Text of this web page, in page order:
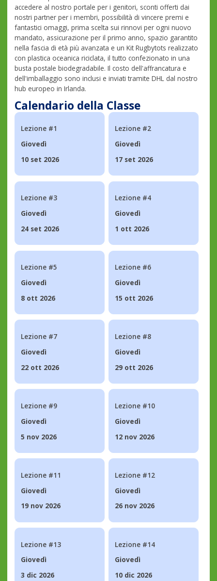
accedere al nostro portale per i genitori, sconti offerti dai
nostri partner per i membri, possibilità di vincere premi e
fantastici omaggi, prima scelta sui rinnovi per ogni nuovo
mandato, assicurazione per il primo anno, spazio garantito
nella fascia di età più avanzata e un Kit Rugbytots realizzato
con plastica oceanica riciclata, il tutto confezionato in una
busta postale biodegradabile. Il costo dell'affrancatura e
dell'imballaggio sono inclusi e inviati tramite DHL dal nostro
hub europeo in Irlanda.
Calendario della Classe
Lezione #1
Giovedì
10 set 2026
Lezione #2
Giovedì
17 set 2026
Lezione #3
Giovedì
24 set 2026
Lezione #4
Giovedì
1 ott 2026
Lezione #5
Giovedì
8 ott 2026
Lezione #6
Giovedì
15 ott 2026
Lezione #7
Giovedì
22 ott 2026
Lezione #8
Giovedì
29 ott 2026
Lezione #9
Giovedì
5 nov 2026
Lezione #10
Giovedì
12 nov 2026
Lezione #11
Giovedì
19 nov 2026
Lezione #12
Giovedì
26 nov 2026
Lezione #13
Giovedì
3 dic 2026
Lezione #14
Giovedì
10 dic 2026